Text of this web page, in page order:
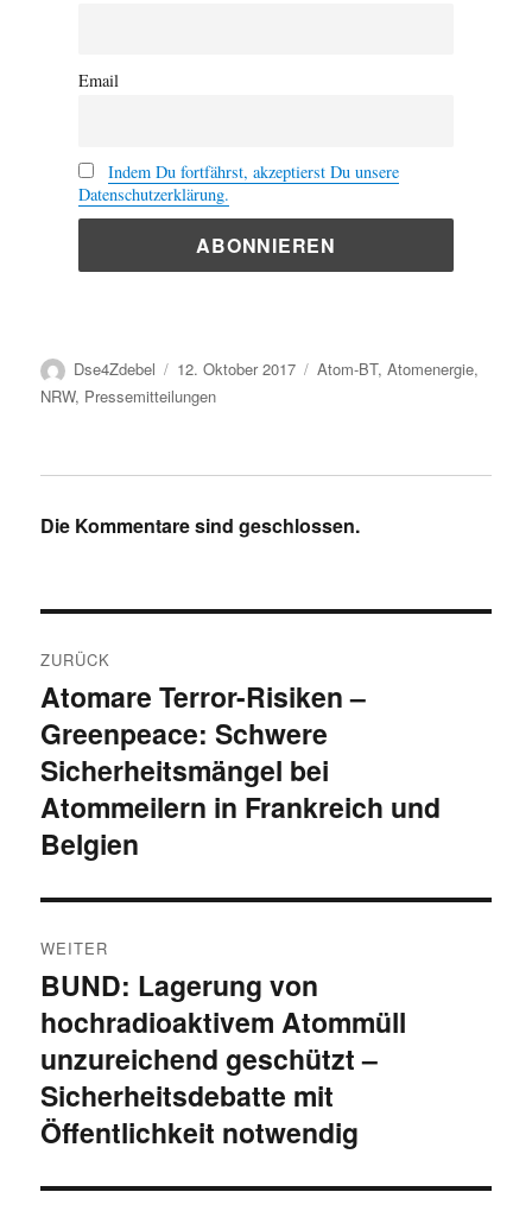
Email
Indem Du fortfährst, akzeptierst Du unsere
Datenschutzerklärung.
Autor
Dse4Zdebel
Veröffentlicht
am
12. Oktober 2017 Kategorien
Atom-BT,Atomenergie,
NRW, Pressemitteilungen
Die Kommentare sind geschlossen.
ZURÜCK
Vorheriger
Beitrag:
Atomare Terror-Risiken –
Greenpeace: Schwere
Sicherheitsmängel bei
Atommeilern in Frankreich und
Belgien
WEITER
Nächster
Beitrag:
BUND: Lagerung von
hochradioaktivem Atommüll
unzureichend geschützt –
Sicherheitsdebatte mit
Öffentlichkeit notwendig